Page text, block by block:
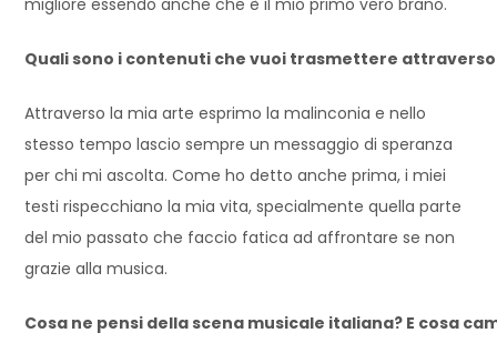
Quali sono i contenuti che vuoi trasmettere
Attraverso la mia arte esprimo la malinconia e nello
stesso tempo lascio sempre un messaggio di speranza
per chi mi ascolta. Come ho detto anche prima, i miei
testi rispecchiano la mia vita, specialmente quella parte
del mio passato che faccio fatica ad affrontare se non
grazie alla musica.
Cosa ne pensi della scena musicale italiana? E cosa